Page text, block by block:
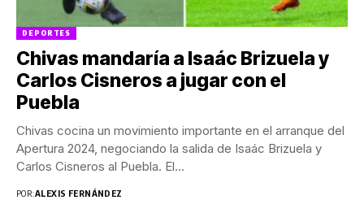
DEPORTES
Chivas mandaría a Isaác Brizuela y
Carlos Cisneros a jugar con el
Puebla
Chivas cocina un movimiento importante en el arranque del
Apertura 2024, negociando la salida de Isaác Brizuela y
Carlos Cisneros al Puebla. El...
POR:ALEXIS FERNÁNDEZ